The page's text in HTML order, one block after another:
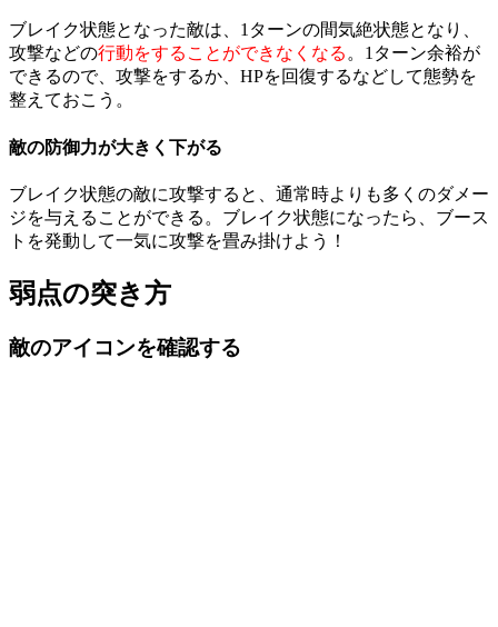
ブレイク状態となった敵は、1ターンの間気絶状態となり、
攻撃などの行動をすることができなくなる 。1ターン余裕が
できるので、攻撃をするか、HPを回復するなどして態勢を
整えておこう。
敵の防御力が大きく下がる
ブレイク状態の敵に攻撃すると、通常時よりも多くのダメー
ジを与えることができる。ブレイク状態になったら、ブース
トを発動して一気に攻撃を畳み掛けよう！
弱点の突き方
敵のアイコンを確認する